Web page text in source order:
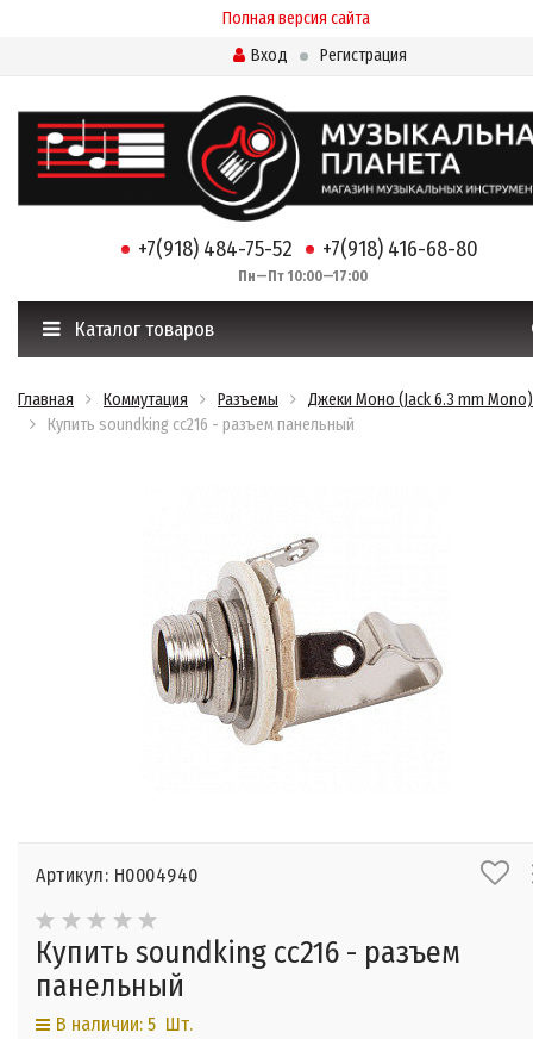
Полная версия сайта
Вход
Регистрация
+7(918) 484-75-52 +7(918) 416-68-80
Пн—Пт 10:00—17:00
Каталог товаров
Главная Коммутация Разъемы
Джеки Моно (Jack 6.3 mm Mono)
Купить soundking cc216 - разъем панельный
Артикул: Н0004940
Купить soundking cc216 - разъем
панельный
В наличии: 5 Шт.